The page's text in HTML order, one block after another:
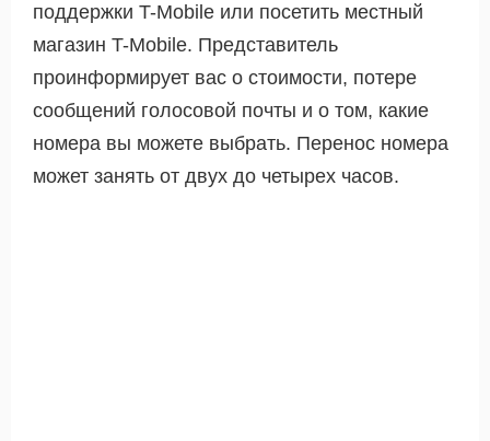
поддержки T-Mobile или посетить местный
магазин T-Mobile. Представитель
проинформирует вас о стоимости, потере
сообщений голосовой почты и о том, какие
номера вы можете выбрать. Перенос номера
может занять от двух до четырех часов.